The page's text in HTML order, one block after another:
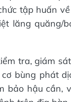
tập huấn
lăng quăng/
tra, giám
bùng phát
bảo hậu